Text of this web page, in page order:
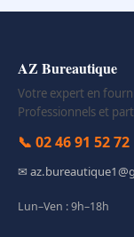
AZ Bureautique
Votre expert en
Professionnels et
📞 02 46 91 52 72
✉
Lun–Ven : 9h–18h